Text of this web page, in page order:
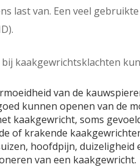
last van. Een veel
kaakgewrichtsklachten
van de
kunnen openen van de
kaakgewricht, soms
of krakende
hoofdpijn, duizeligheid
van een kaakgewricht.